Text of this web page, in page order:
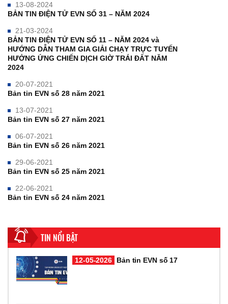
13-08-2024
BẢN TIN ĐIỆN TỬ EVN SỐ 31 – NĂM 2024
21-03-2024
BẢN TIN ĐIỆN TỬ EVN SỐ 11 – NĂM 2024 và
HƯỚNG DẪN THAM GIA GIẢI CHẠY TRỰC TUYẾN
HƯỞNG ỨNG CHIẾN DỊCH GIỜ TRÁI ĐẤT NĂM
2024
20-07-2021
Bản tin EVN số 28 năm 2021
13-07-2021
Bản tin EVN số 27 năm 2021
06-07-2021
Bản tin EVN số 26 năm 2021
29-06-2021
Bản tin EVN số 25 năm 2021
22-06-2021
Bản tin EVN số 24 năm 2021
TIN NỔI BẬT
12-05-2026 Bản tin EVN số 17